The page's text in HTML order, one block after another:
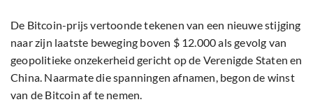
De Bitcoin-prijs vertoonde tekenen van een nieuwe stijging
naar zijn laatste beweging boven $ 12.000 als gevolg van
geopolitieke onzekerheid gericht op de Verenigde Staten en
China. Naarmate die spanningen afnamen, begon de winst
van de Bitcoin af te nemen.